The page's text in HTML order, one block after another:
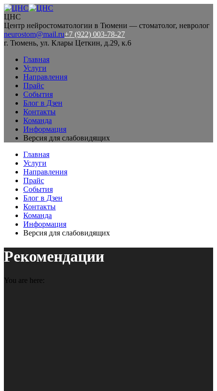
ЦНС
Центр нейростоматологии в Тюмени — стоматолог, невролог
neurostom@mail.ru+7 (922) 003-78-27
г. Тюмень, ул. Клары Цеткин, д.29, к.6
Главная
Услуги
Направления
Прайс
События
Блог в Дзен
Контакты
Команда
Информация
Версия для слабовидящих
Главная
Услуги
Направления
Прайс
События
Блог в Дзен
Контакты
Команда
Информация
Версия для слабовидящих
Рекомендации
You are here: